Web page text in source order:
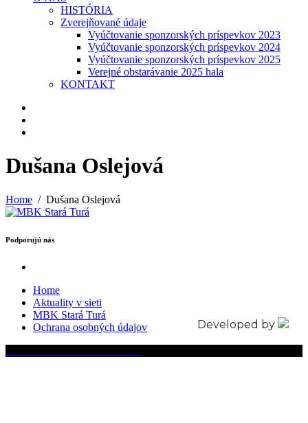
HISTÓRIA
Zverejňované údaje
Vyúčtovanie sponzorských príspevkov 2023
Vyúčtovanie sponzorských príspevkov 2024
Vyúčtovanie sponzorských príspevkov 2025
Verejné obstarávanie 2025 hala
KONTAKT
Dušana Oslejová
Home Dušana Oslejová
Podporujú nás
Home
Aktuality v sieti
MBK Stará Turá
Ochrana osobných údajov
Developed by